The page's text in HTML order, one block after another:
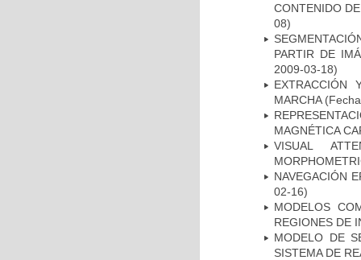
CONTENIDO
08)
PARTIR DE
2009-03-18)
EXTRACCIÓN
MARCHA
MAGNÉTICA
VISUAL
NAVEGACIÓN
02-16)
MODELOS
REGIONES DE
MODELO DE
SISTEMA DE